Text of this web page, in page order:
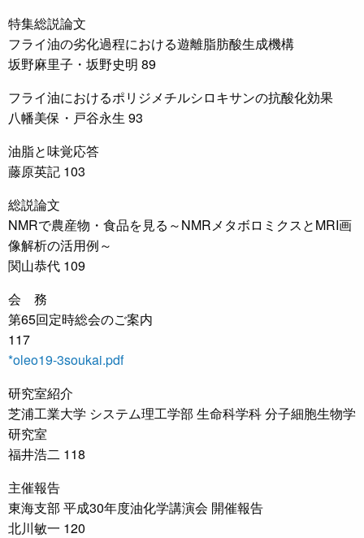
特集総説論文
フライ油の劣化過程における遊離脂肪酸生成機構
坂野麻里子・坂野史明 89
フライ油におけるポリジメチルシロキサンの抗酸化効果
八幡美保・戸谷永生 93
油脂と味覚応答
藤原英記 103
総説論文
NMRで農産物・食品を見る～NMRメタボロミクスとMRI画
像解析の活用例～
関山恭代 109
会 務
第65回定時総会のご案内
117
*oleo19-3soukai.pdf
研究室紹介
芝浦工業大学 システム理工学部 生命科学科 分子細胞生物学
研究室
福井浩二 118
主催報告
東海支部 平成30年度油化学講演会 開催報告
北川敏一 120